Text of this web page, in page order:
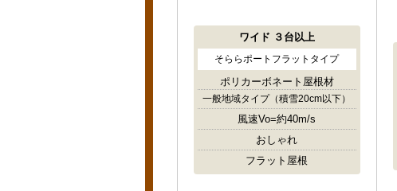
ワイド ３台以上
そららポートフラットタイプ
ポリカーボネート屋根材
一般地域タイプ（積雪20cm以下）
風速Vo=約40m/s
おしゃれ
フラット屋根